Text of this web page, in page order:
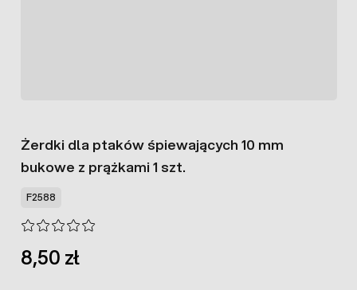
Żerdki dla ptaków śpiewających 10 mm
bukowe z prążkami 1 szt.
F2588
8,50 zł